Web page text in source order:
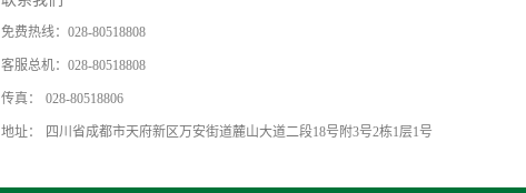
免费热线： 028-80518808
客服总机： 028-80518808
传真： 028-80518806
地址： 四川省成都市天府新区万安街道麓山大道二段18号附3号2栋1层1号